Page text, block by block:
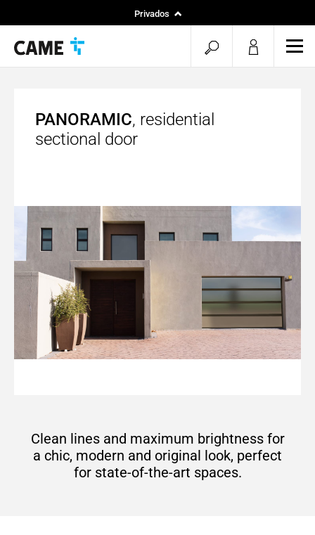
Privados
pesquisa
aberta
PANORAMIC, residential
sectional door
Clean lines and maximum brightness for
a chic, modern and original look, perfect
for state-of-the-art spaces.